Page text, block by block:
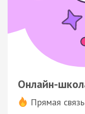
Онлайн-
Прямая